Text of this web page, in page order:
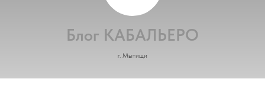
Блог КАБАЛЬЕРО
г. Мытищи